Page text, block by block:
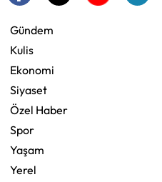
Gündem
Kulis
Ekonomi
Siyaset
Özel Haber
Spor
Yaşam
Yerel